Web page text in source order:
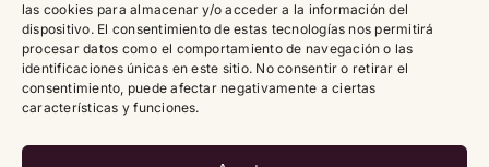
las cookies para almacenar y/o acceder a la información del
dispositivo. El consentimiento de estas tecnologías nos permitirá
procesar datos como el comportamiento de navegación o las
identificaciones únicas en este sitio. No consentir o retirar el
consentimiento, puede afectar negativamente a ciertas
características y funciones.
Copyright2026 |Política de cookies (UE)|Política de
privacidad – Datenschutzerklärung